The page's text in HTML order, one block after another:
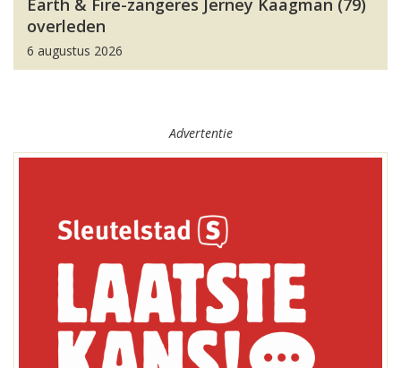
Earth & Fire-zangeres Jerney Kaagman (79)
overleden
6 augustus 2026
Advertentie